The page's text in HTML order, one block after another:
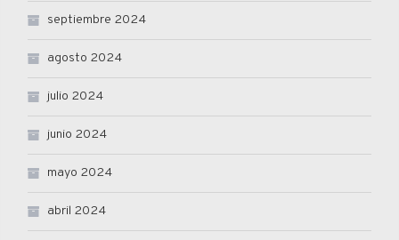
septiembre 2024
agosto 2024
julio 2024
junio 2024
mayo 2024
abril 2024